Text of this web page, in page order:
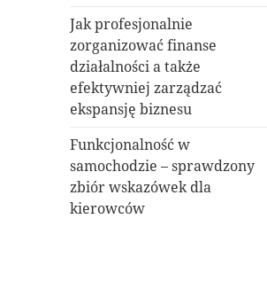
Jak profesjonalnie
zorganizować finanse
działalności a także
efektywniej zarządzać
ekspansję biznesu
Funkcjonalność w
samochodzie – sprawdzony
zbiór wskazówek dla
kierowców